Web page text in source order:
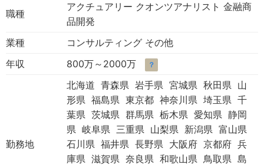
職種
アクチュアリー クオンツアナリスト 金融商
品開発
業種
コンサルティング その他
年収
800万～2000万 ？
勤務地
北海道 青森県 岩手県 宮城県 秋田県 山
形県 福島県 東京都 神奈川県 埼玉県 千
葉県 茨城県 群馬県 栃木県 愛知県 静岡
県 岐阜県 三重県 山梨県 新潟県 富山県
石川県 福井県 長野県 大阪府 京都府 兵
庫県 滋賀県 奈良県 和歌山県 鳥取県 島